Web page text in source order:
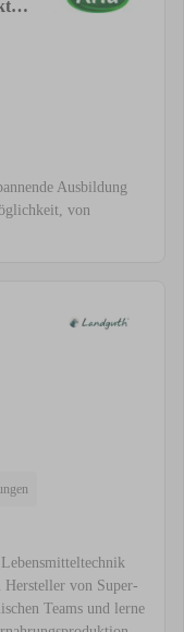
Ausbildung
von
von Super-
Teams und lerne